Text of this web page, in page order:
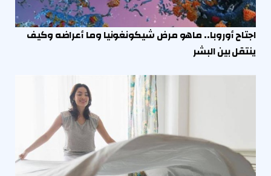
اجتاح أوروبا.. ماهو مرض شيكونغونيا وما أعراضه وكيف
ينتقل بين البشر